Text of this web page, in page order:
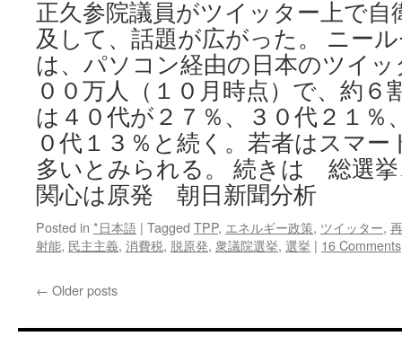
正久参院議員がツイッター上で自
及して、話題が広がった。 ニー
は、パソコン経由の日本のツイ
００万人（１０月時点）で、約６
は４０代が２７％、３０代２１％
０代１３％と続く。若者はスマ
多いとみられる。 続きは 総選
関心は原発 朝日新聞分析
Posted in *日本語 | Tagged TPP, エネルギー政策, ツイッター,
射能, 民主主義, 消費税, 脱原発, 衆議院選挙, 選挙 | 16 Comments
← Older posts